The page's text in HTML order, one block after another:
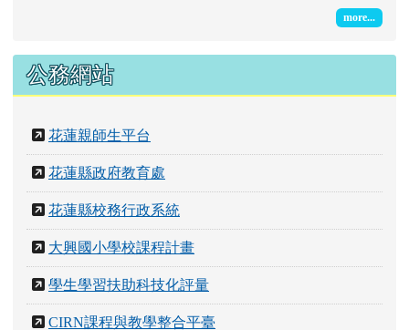
more...
公務網站
花蓮親師生平台
花蓮縣政府教育處
花蓮縣校務行政系統
大興國小學校課程計畫
學生學習扶助科技化評量
CIRN課程與教學整合平臺